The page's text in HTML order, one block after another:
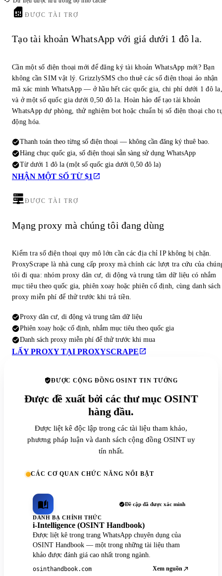
ĐƯỢC TÀI TRỢ
Tạo tài khoản WhatsApp với giá dưới 1 đô la.
Cần một số điện thoại mới để đăng ký tài khoản WhatsApp mới? Bạn
không cần SIM vật lý. GrizzlySMS cho thuê các số điện thoại ảo nhận
mã xác minh WhatsApp — ở hầu hết các quốc gia, chi phí dưới 1 đô la,
và ở một số quốc gia dưới 0,50 đô la. Hoàn hảo để tạo tài khoản
WhatsApp dự phòng, thử nghiệm bot hoặc chuẩn bị số điện thoại cho
động hóa.
Thanh toán theo từng số điện thoại — không cần đăng ký thuê bao.
Hàng chục quốc gia, số điện thoại sẵn sàng sử dụng WhatsApp
Từ dưới 1 đô la (một số quốc gia dưới 0,50 đô la)
NHẬN MỘT SỐ TỪ $1
ĐƯỢC TÀI TRỢ
Mạng proxy mà chúng tôi đang dùng
Kiểm tra số điện thoại quy mô lớn cần các địa chỉ IP không bị chặn.
ProxyScrape là nhà cung cấp proxy mà chính các lượt tra cứu của
tôi đi qua: nhóm proxy dân cư, di động và trung tâm dữ liệu có nhắm
mục tiêu theo quốc gia, phiên xoay hoặc phiên cố định, cùng danh sách
proxy miễn phí để thử trước khi trả tiền.
Proxy dân cư, di động và trung tâm dữ liệu
Phiên xoay hoặc cố định, nhắm mục tiêu theo quốc gia
Danh sách proxy miễn phí để thử trước khi mua
LẤY PROXY TẠI PROXYSCRAPE
ĐƯỢC CỘNG ĐỒNG OSINT TIN TƯỞNG
Được đề xuất bởi các thư mục OSINT
hàng đầu.
Được liệt kê độc lập trong các tài liệu tham khảo,
phương pháp luận và danh sách cộng đồng OSINT uy
tín nhất.
CÁC CƠ QUAN CHỨC NĂNG NỔI BẬT
Đề cập đã được xác minh
DANH BẠ CHÍNH THỨC
i-Intelligence (OSINT Handbook)
Được liệt kê trong trang WhatsApp chuyên dụng của
OSINT Handbook — một trong những tài liệu tham
khảo được đánh giá cao nhất trong ngành.
osinthandbook.com Xem nguồn